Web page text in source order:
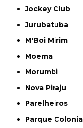
Jockey Club
Jurubatuba
M'Boi Mirim
Moema
Morumbi
Nova Piraju
Parelheiros
Parque Colonial